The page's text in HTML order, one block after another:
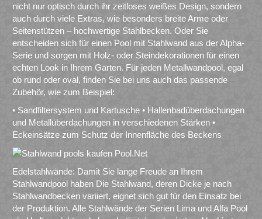
nicht nur optisch durch ihr zeitloses weißes Design, sondern
auch durch viele Extras, wie besonders breite Arme oder
Seitenstützen – hochwertige Stahlbecken. Oder Sie
entscheiden sich für einen Pool mit Stahlwand aus der Alpha-
Serie und sorgen mit Holz- oder Steindekorationen für einen
echten Look in Ihrem Garten. Für jeden Metallwandpool, egal
ob rund oder oval, finden Sie bei uns auch das passende
Zubehör, wie zum Beispiel:
• Sandfiltersystem und Kartusche • Hallenbadüberdachungen
und Metallüberdachungen in verschiedenen Stärken •
Eckeinsätze zum Schutz der Innenfläche des Beckens
Edelstahlwände: Damit Sie lange Freude an Ihrem
Stahlwandpool haben Die Stahlwand, deren Dicke je nach
Stahlwandbecken variiert, eignet sich gut für den Einsatz bei
der Produktion. Alle Stahlwände der Serien Lima und Alfa Pool